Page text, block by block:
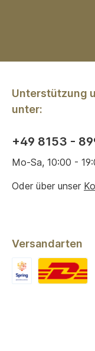
Unterstützung
unter:
+49 8153 -
Mo-Sa, 10:00 -
Oder über unser
Versandarten